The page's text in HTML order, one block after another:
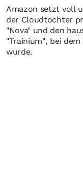
Amazon setzt voll
der Cloudtochter
"Nova" und den
"Trainium", bei
wurde.